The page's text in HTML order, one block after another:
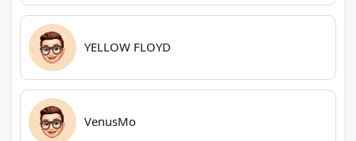
YELLOW FLOYD
VenusMo